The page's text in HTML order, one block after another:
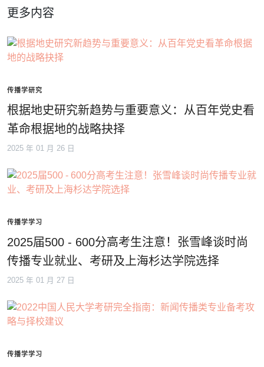
更多内容
传播学研究
根据地史研究新趋势与重要意义：从百年党史看
革命根据地的战略抉择
2025 年 01 月 26 日
传播学学习
2025届500 - 600分高考生注意！张雪峰谈时尚
传播专业就业、考研及上海杉达学院选择
2025 年 01 月 27 日
传播学学习